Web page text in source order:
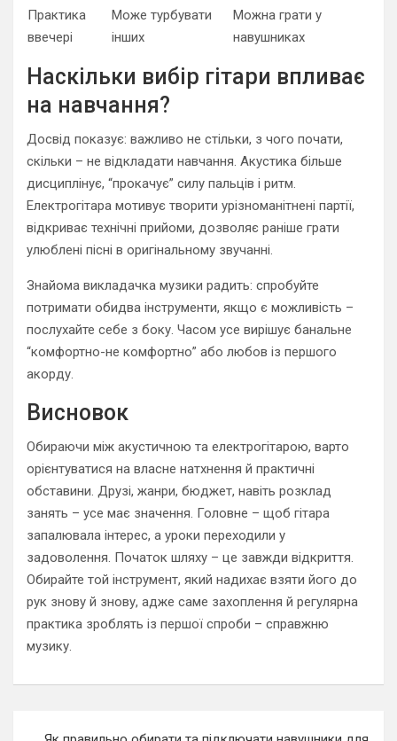
Практика
ввечері
Може турбувати
інших
Можна грати у
навушниках
Наскільки вибір гітари впливає
на навчання?
Досвід показує: важливо не стільки, з чого почати,
скільки – не відкладати навчання. Акустика більше
дисциплінує, “прокачує” силу пальців і ритм.
Електрогітара мотивує творити урізноманітнені партії,
відкриває технічні прийоми, дозволяє раніше грати
улюблені пісні в оригінальному звучанні.
Знайома викладачка музики радить: спробуйте
потримати обидва інструменти, якщо є можливість –
послухайте себе з боку. Часом усе вирішує банальне
“комфортно-не комфортно” або любов із першого
акорду.
Висновок
Обираючи між акустичною та електрогітарою, варто
орієнтуватися на власне натхнення й практичні
обставини. Друзі, жанри, бюджет, навіть розклад
занять – усе має значення. Головне – щоб гітара
запалювала інтерес, а уроки переходили у
задоволення. Початок шляху – це завжди відкриття.
Обирайте той інструмент, який надихає взяти його до
рук знову й знову, адже саме захоплення й регулярна
практика зроблять із першої спроби – справжню
музику.